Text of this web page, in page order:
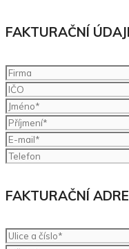
FAKTURAČNÍ
FAKTURAČNÍ